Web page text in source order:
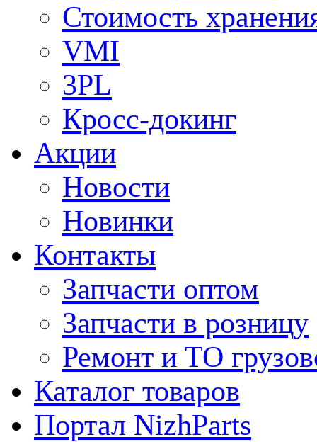
Стоимость
VMI
3PL
Кросс-докинг
Акции
Новости
Новинки
Контакты
Запчасти оптом
Запчасти в розницу
Ремонт и ТО
Каталог товаров
Портал NizhParts